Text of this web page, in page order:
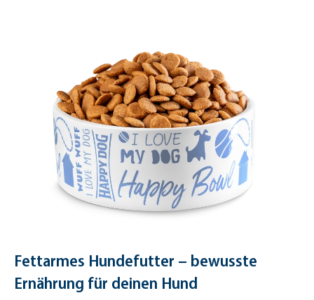
Fettarmes Hundefutter – bewusste
Ernährung für deinen Hund